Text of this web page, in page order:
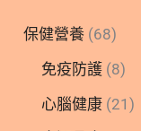
保健營養 (68)
免疫防護 (8)
心腦健康 (21)